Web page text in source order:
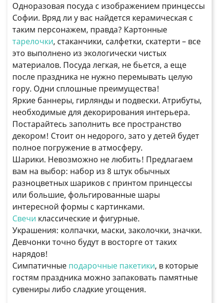
Одноразовая посуда с изображением принцессы
Софии. Вряд ли у вас найдется керамическая с
таким персонажем, правда? Картонные
тарелочки, стаканчики, салфетки, скатерти – все
это выполнено из экологически чистых
материалов. Посуда легкая, не бьется, а еще
после праздника не нужно перемывать целую
гору. Одни сплошные преимущества!
Яркие баннеры, гирлянды и подвески. Атрибуты,
необходимые для декорирования интерьера.
Постарайтесь заполнить все пространство
декором! Стоит он недорого, зато у детей будет
полное погружение в атмосферу.
Шарики. Невозможно не любить! Предлагаем
вам на выбор: набор из 8 штук обычных
разноцветных шариков с принтом принцессы
или большие, фольгированные шары
интересной формы с картинками.
Свечи классические и фигурные.
Украшения: колпачки, маски, заколочки, значки.
Девчонки точно будут в восторге от таких
нарядов!
Симпатичные подарочные пакетики, в которые
гостям праздника можно запаковать памятные
сувениры либо сладкие угощения.